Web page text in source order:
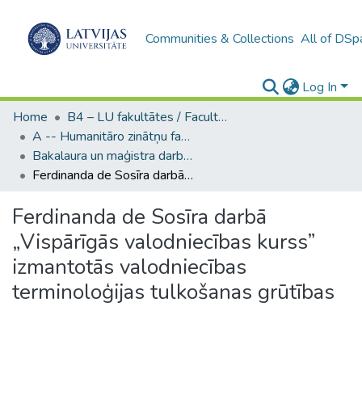
Communities & Collections All of
Log In
Home
B4 – LU fakultātes / Faculties of the UL
A -- Humanitāro zinātņu fakultāte / Faculty of Humanities
Bakalaura un maģistra darbi (HZF) / Bachelor's and Master's theses
Ferdinanda de Sosīra darbā „Vispārīgās valodniecības kurss” izmantotās valodniecības terminoloģijas tulkošanas grūtības
Ferdinanda de Sosīra darbā
„Vispārīgās valodniecības kurss”
izmantotās valodniecības
terminoloģijas tulkošanas grūtības